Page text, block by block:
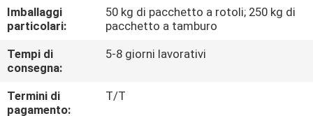
CONTROLLO
DI
QUALITÀ
CONTATTICI
Imballaggi
particolari:
50 kg di pacchetto a rotoli; 250 kg di
pacchetto a tamburo
Tempi di
consegna:
5-8 giorni lavorativi
Termini di
pagamento:
T/T